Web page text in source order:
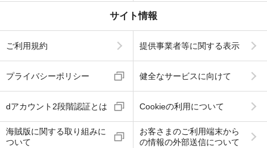
サイト情報
ご利用規約 提供事業者等に関する表示
プライバシーポリシー 健全なサービスに向けて
dアカウント2段階認証とは Cookieの利用について
海賊版に関する取り組みに
ついて
お客さまのご利用端末から
の情報の外部送信について